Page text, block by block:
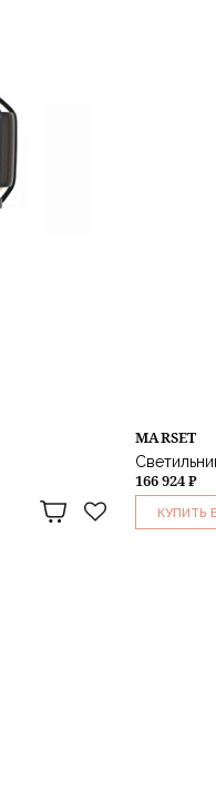
MARSET
166 924 ₽
КУПИТЬ